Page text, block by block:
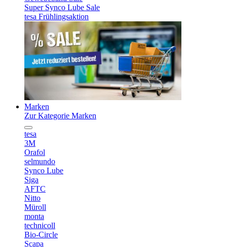
Super Synco Lube Sale
tesa Frühlingsaktion
Marken
Zur Kategorie Marken
tesa
3M
Orafol
selmundo
Synco Lube
Siga
AFTC
Nitto
Müroll
monta
technicoll
Bio-Circle
Scapa